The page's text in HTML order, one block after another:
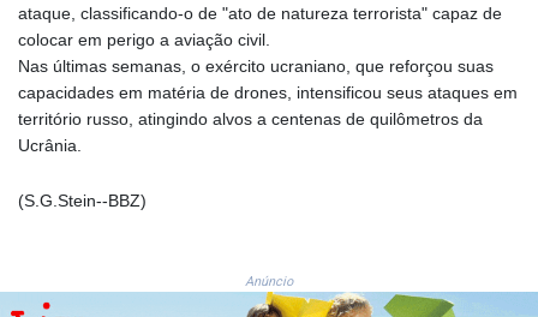
PHP 70.183258
PLN 4.299905
PYG
6853.914834
SAR 4.345489
ataque, classificando-o de "ato de natureza terrorista" capaz de
colocar em perigo a aviação civil.
Nas últimas semanas, o exército ucraniano, que reforçou suas
capacidades em matéria de drones, intensificou seus ataques em
território russo, atingindo alvos a centenas de quilômetros da
Ucrânia.
(S.G.Stein--BBZ)
Anúncio